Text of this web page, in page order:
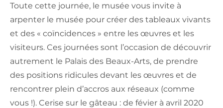
Toute cette journée, le musée vous invite à
arpenter le musée pour créer des tableaux vivants
et des « coïncidences » entre les œuvres et les
visiteurs. Ces journées sont l’occasion de découvrir
autrement le Palais des Beaux-Arts, de prendre
des positions ridicules devant les œuvres et de
rencontrer plein d’accros aux réseaux (comme
vous !). Cerise sur le gâteau : de févier à avril 2020